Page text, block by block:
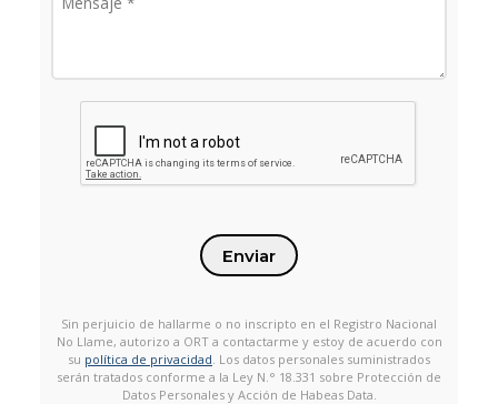
Enviar
Sin perjuicio de hallarme o no inscripto en el Registro Nacional
No Llame, autorizo a ORT a contactarme y estoy de acuerdo con
su política de privacidad . Los datos personales suministrados
serán tratados conforme a la Ley N.° 18.331 sobre Protección de
Datos Personales y Acción de Habeas Data.